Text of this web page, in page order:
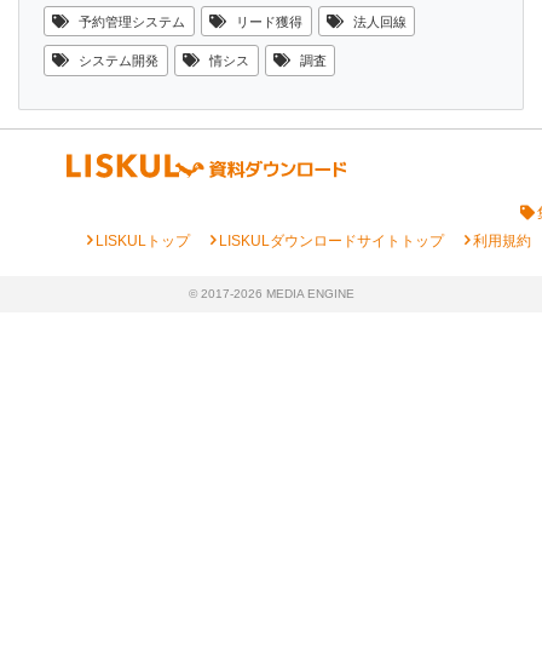
予約管理システム リード獲得 法人回線
システム開発 情シス 調査
chevron_rightLISKULトップ chevron_rightLISKULダウンロードサイトトップ chevron_right利用規約
© 2017-2026 MEDIA ENGINE